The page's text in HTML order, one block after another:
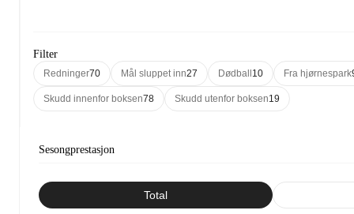
Filter
Redninger70 Mål sluppet inn27 Dødball 10 Fra hjørnespark
Skudd innenfor boksen78 Skudd utenfor boksen19
Sesongprestasjon
Total